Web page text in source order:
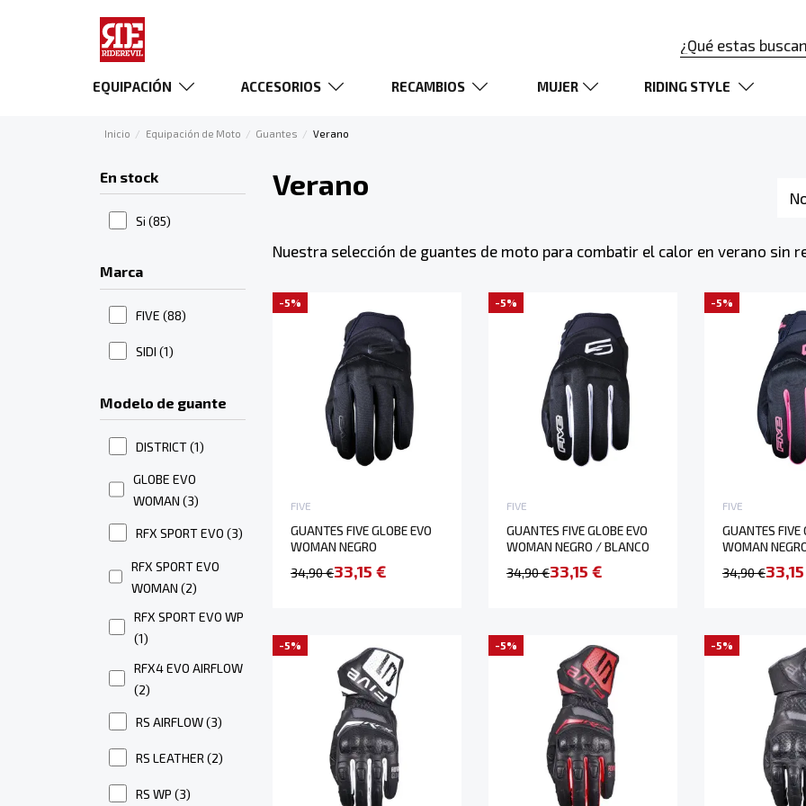
EQUIPACIÓN ACCESORIOS RECAMBIOS MUJER RIDING STYLE
Inicio Equipación de Moto Guantes Verano
Verano
Nuestra selección de guantes de moto para combatir el calor en verano sin
-5%
FIVE
GUANTES FIVE GLOBE EVO
WOMAN NEGRO
34,90 €33,15 €
-5%
FIVE
GUANTES FIVE GLOBE EVO
WOMAN NEGRO / BLANCO
34,90 €33,15 €
-5%
FIVE
GUANTES FIVE
WOMAN
34,90 €
-5% -5% -5%
En stock
Si (85)
Marca
FIVE (88)
SIDI (1)
Modelo de guante
DISTRICT(1)
GLOBE EVO
WOMAN(3)
RFX SPORT EVO (3)
RFX SPORT EVO
WOMAN (2)
RFX SPORT EVO WP
(1)
RFX4 EVO AIRFLOW
(2)
RS AIRFLOW(3)
RS LEATHER (2)
RS WP (3)